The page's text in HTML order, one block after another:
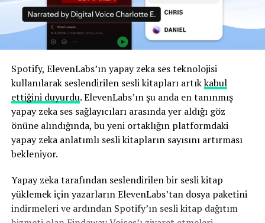
Spotify, ElevenLabs’ın yapay zeka ses teknolojisi
kullanılarak seslendirilen sesli kitapları artıkkabul
ettiğini duyurdu. ElevenLabs’ın şu anda en tanınmış
yapay zeka ses sağlayıcıları arasında yer aldığı göz
önüne alındığında, bu yeni ortaklığın platformdaki
yapay zeka anlatımlı sesli kitapların sayısını artırması
bekleniyor.
Yapay zeka tarafından seslendirilen bir sesli kitap
yüklemek için yazarların ElevenLabs’tan dosya paketini
indirmeleri ve ardından Spotify’ın sesli kitap dağıtım